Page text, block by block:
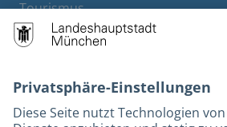
Tourismus
M-Strom
Bürgerservice